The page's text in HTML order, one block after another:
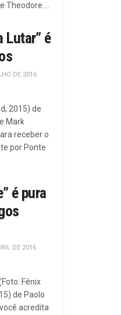
Theodore ...
Lutar” é
DE 2016
2015) de
Mark
receber o
por Ponte
é pura
DE 2016
Fênix
de Paolo
acredita